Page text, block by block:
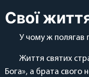
Свої
У чому ж полягав
Життя святих
Бога», а брата свого